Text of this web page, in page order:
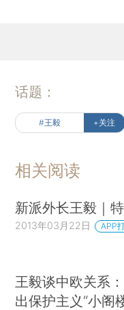
话题：
#王毅 +关注
相关阅读
新派外长王毅｜
2013年03月22日 APP
王毅谈中欧关系
出保护主义“小阁